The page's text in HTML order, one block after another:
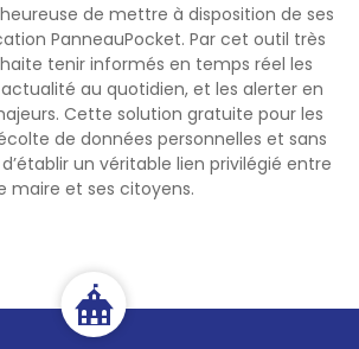
de mettre à disposition de ses
PanneauPocket. Par cet outil très
tenir informés en temps réel les
au quotidien, et les alerter en
Cette solution gratuite pour les
de données personnelles et sans
un véritable lien privilégié entre
maire et ses citoyens.